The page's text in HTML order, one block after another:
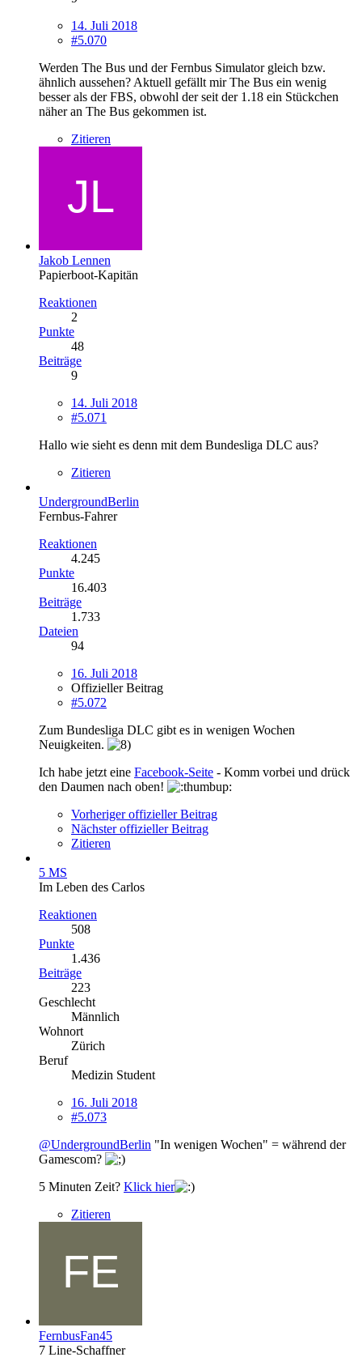
14. Juli 2018
#5.070
Werden The Bus und der Fernbus Simulator gleich bzw.
ähnlich aussehen? Aktuell gefällt mir The Bus ein wenig
besser als der FBS, obwohl der seit der 1.18 ein Stückchen
näher an The Bus gekommen ist.
Zitieren
Jakob Lennen
Papierboot-Kapitän
Reaktionen
2
Punkte
48
Beiträge
9
14. Juli 2018
#5.071
Hallo wie sieht es denn mit dem Bundesliga DLC aus?
Zitieren
UndergroundBerlin
Fernbus-Fahrer
Reaktionen
4.245
Punkte
16.403
Beiträge
1.733
Dateien
94
16. Juli 2018
Offizieller Beitrag
#5.072
Zum Bundesliga DLC gibt es in wenigen Wochen
Neuigkeiten.
Ich habe jetzt eine Facebook-Seite - Komm vorbei und drück
den Daumen nach oben!
Vorheriger offizieller Beitrag
Nächster offizieller Beitrag
Zitieren
5 MS
Im Leben des Carlos
Reaktionen
508
Punkte
1.436
Beiträge
223
Geschlecht
Männlich
Wohnort
Zürich
Beruf
Medizin Student
16. Juli 2018
#5.073
@UndergroundBerlin "In wenigen Wochen" = während der
Gamescom?
5 Minuten Zeit? Klick hier
Zitieren
FernbusFan45
7 Line-Schaffner